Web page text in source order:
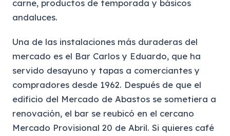
carne, productos de temporada y básicos
andaluces.
Una de las instalaciones más duraderas del
mercado es el Bar Carlos y Eduardo, que ha
servido desayuno y tapas a comerciantes y
compradores desde 1962. Después de que el
edificio del Mercado de Abastos se sometiera a
renovación, el bar se reubicó en el cercano
Mercado Provisional 20 de Abril. Si quieres café